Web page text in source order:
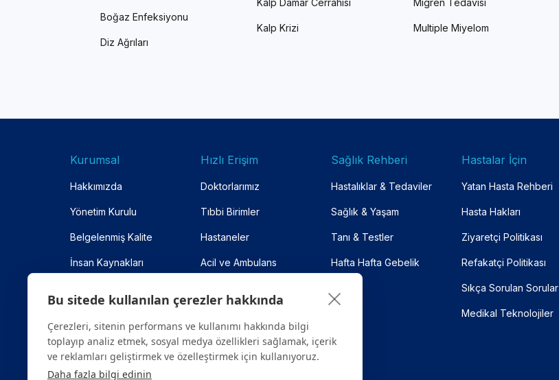
Boğaz Enfeksiyonu
Diz Ağrıları
Kalp Krizi Multiple Miyelom
Kurumsal
Hakkımızda
Yönetim Kurulu
Belgelenmiş Kalite
İnsan Kaynakları
Hızlı Erişim
Doktorlarımız
Tıbbi Birimler
Hastaneler
Acil ve Ambulans
Sağlık Rehberi
Hastalıklar & Tedaviler
Sağlık & Yaşam
Tanı & Testler
Hafta Hafta Gebelik
Hastalar İçin
Yatan Hasta Rehberi
Hasta Hakları
Ziyaretçi Politikası
Refakatçi Politikası
Sıkça Sorulan Sorular
Medikal Teknolojiler
Bu sitede kullanılan çerezler hakkında
Çerezleri, sitenin performans ve kullanımı hakkında bilgi
toplayıp analiz etmek, sosyal medya özellikleri sağlamak, içerik
ve reklamları geliştirmek ve özelleştirmek için kullanıyoruz.
Daha fazla bilgi edinin